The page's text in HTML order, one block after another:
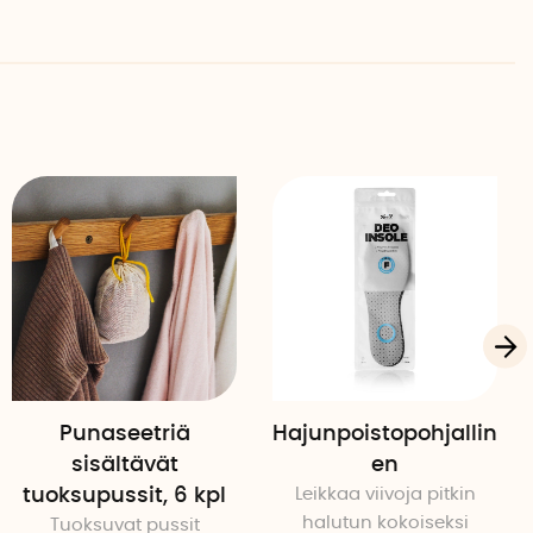
asetteluhetkestä lähtien. Vaikutus on havaittavissa
ovat pitkäikäisiä ja niitä voidaan käyttää
hajun neutraloijat, ne eivät kyllästy, mikä tarkoittaa,
ja kosteissa olosuhteissa.
käyttää?
kuinka nopeasti haluat päästä eroon hajuista ja
erittäin keskittyneisiin tuoksuihin. Parasta on
mikä toimii. Jonkin ajan kuluttua saatat pystyä
tapauksissa saatat joutua lisäämään ylimääräisen
Punaseetriä
sisältävät
tuoksupussit, 6 kpl
Tuoksuvat pussit
Hajunpoistopohjallin
en
Leikkaa viivoja pitkin
halutun kokoiseksi